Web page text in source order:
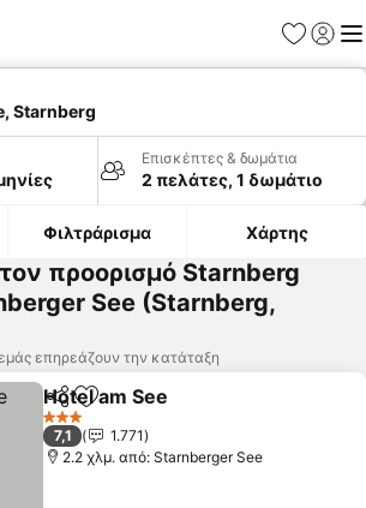
Starnberg
Επισκέπτες & δωμάτια
2 πελάτες, 1 δωμάτιο
Φιλτράρισμα Χάρτης
προορισμό Starnberg
See (Starnberg,
επηρεάζουν την κατάταξη
Κοινοποίηση
Προσθήκη στα αγαπημένα
Hotel am See
3 Αστέρια
7,1
1.771
2.2 χλμ. από: Starnberger See